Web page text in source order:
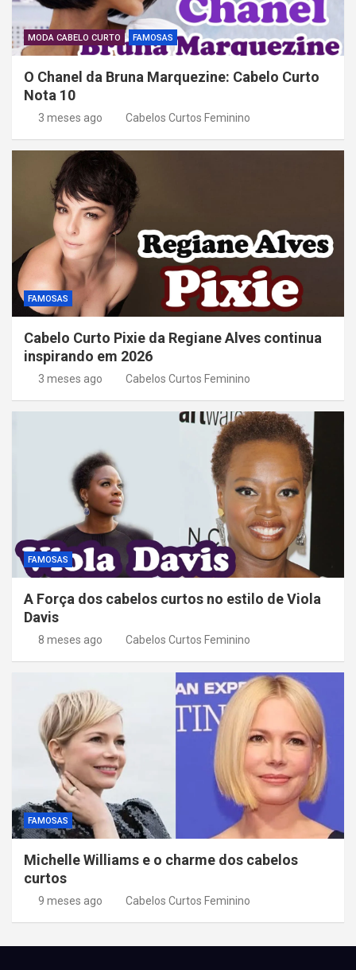
o MODA CABELO CURTO FAMOSAS
O Chanel da Bruna Marquezine: Cabelo Curto
Nota 10
3 meses ago Cabelos Curtos Feminino
FAMOSAS
Cabelo Curto Pixie da Regiane Alves continua
inspirando em 2026
3 meses ago Cabelos Curtos Feminino
FAMOSAS
A Força dos cabelos curtos no estilo de Viola
Davis
8 meses ago Cabelos Curtos Feminino
FAMOSAS
Michelle Williams e o charme dos cabelos
curtos
9 meses ago Cabelos Curtos Feminino